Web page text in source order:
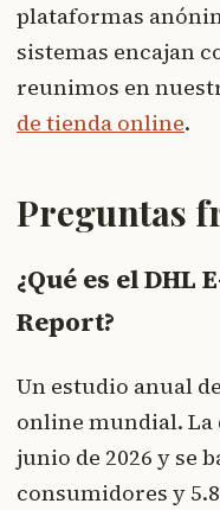
plataformas
sistemas encajan
reunimos en
de tienda online.
Preguntas
¿Qué es el DHL
Report?
Un estudio anual
online mundial. La
junio de 2026 y se
consumidores y